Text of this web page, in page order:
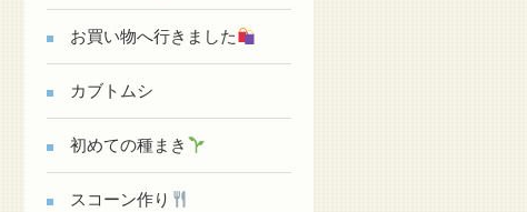
お買い物へ行きました
カブトムシ
初めての種まき
スコーン作り